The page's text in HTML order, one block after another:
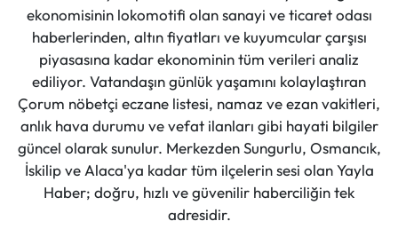
ekonomisinin lokomotifi olan sanayi ve ticaret odası
haberlerinden, altın fiyatları ve kuyumcular çarşısı
piyasasına kadar ekonominin tüm verileri analiz
ediliyor. Vatandaşın günlük yaşamını kolaylaştıran
Çorum nöbetçi eczane listesi, namaz ve ezan vakitleri,
anlık hava durumu ve vefat ilanları gibi hayati bilgiler
güncel olarak sunulur. Merkezden Sungurlu, Osmancık,
İskilip ve Alaca'ya kadar tüm ilçelerin sesi olan Yayla
Haber; doğru, hızlı ve güvenilir haberciliğin tek
adresidir.